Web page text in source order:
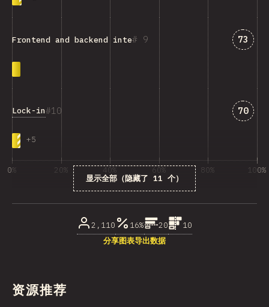
9
Frontend and backend integration 匹配
73
10
Lock-in
+5
匹配
70
显示全部（隐藏了 11 个）
0% 20% 40% 60% 80% 100%
2,110 16% 20
10
分享图表导出数据
资源推荐